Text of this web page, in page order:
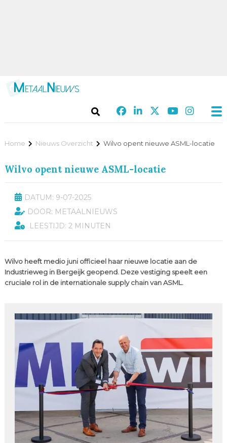
Home Nieuws Overzicht Wilvo opent nieuwe ASML-locatie
Wilvo opent nieuwe ASML-locatie
DATUM: 9-07-2025
DOOR: METAALNIEUWS
LEESTIJD: 2 MINUTEN
Wilvo heeft medio juni officieel haar nieuwe locatie aan de
Industrieweg in Bergeijk geopend. Deze vestiging speelt een
cruciale rol in de internationale supply chain van ASML.